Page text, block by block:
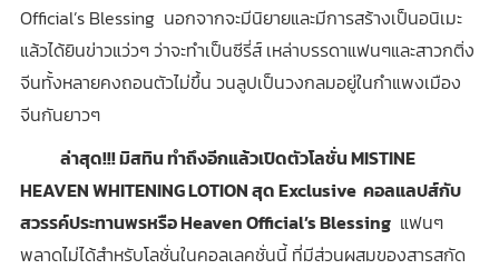
Official’s Blessing นอกจากจะมีนิยายและมีการสร้างเป็นอนิเมะ
แล้วได้ยินข่าวแว่วๆ ว่าจะทำเป็นซีรี่ส์ เหล่าบรรดาแฟนๆและสาวกติ่ง
จีนทั้งหลายคงถอนตัวไม่ขึ้น วนลูปเป็นวงกลมอยู่ในกำแพงเมือง
จีนกันยาวๆ
ล่าสุด!!! มิสทิน ทำถึงอีกแล้วเปิดตัวโลชั่น MISTINE
HEAVEN WHITENING LOTION สุด Exclusive คอลแลปส์กับ
สวรรค์ประทานพรหรือ Heaven Official’s Blessingแฟนๆ
พลาดไม่ได้สำหรับโลชั่นในคอลเลคชั่นนี้ ที่มีส่วนผสมของสารสกัด